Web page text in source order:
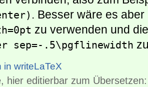
. Besser wäre es aber
zu verwenden und
sep=-.5\pgflinewidth
in writeLaTeX
hier editierbar zum Übersetzen: